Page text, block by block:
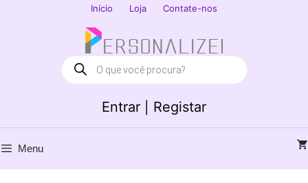
Início Loja Contate-nos
Entrar | Registar
Products
search
Menu